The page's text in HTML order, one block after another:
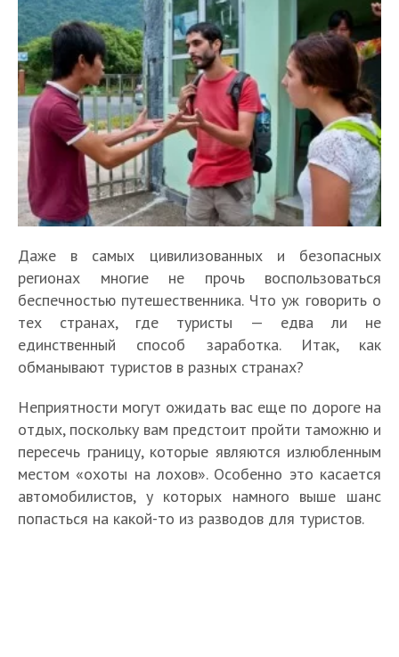
Даже в самых цивилизованных и безопасных
регионах многие не прочь воспользоваться
беспечностью путешественника. Что уж говорить о
тех странах, где туристы — едва ли не
единственный способ заработка. Итак, как
обманывают туристов в разных странах?
Неприятности могут ожидать вас еще по дороге на
отдых, поскольку вам предстоит пройти таможню и
пересечь границу, которые являются излюбленным
местом «охоты на лохов». Особенно это касается
автомобилистов, у которых намного выше шанс
попасться на какой-то из разводов для туристов.